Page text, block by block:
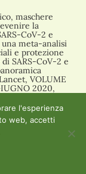
maschere
la
CoV-2 e
meta-analisi
e protezione
SARS-CoV-2 e
VOLUME
2020,
(5 giugno
connessione
i/ite
community-dur
in-the-cont
outbreak
l'esperienza
web, accetti